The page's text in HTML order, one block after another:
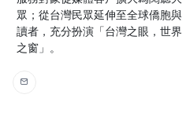
眾；從台灣民眾延伸至全球僑胞與
讀者，充分扮演「台灣之眼，世界
之窗」。